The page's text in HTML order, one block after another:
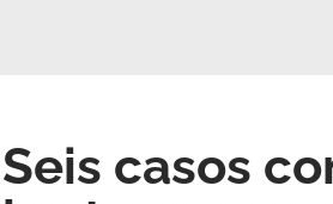
Seis casos